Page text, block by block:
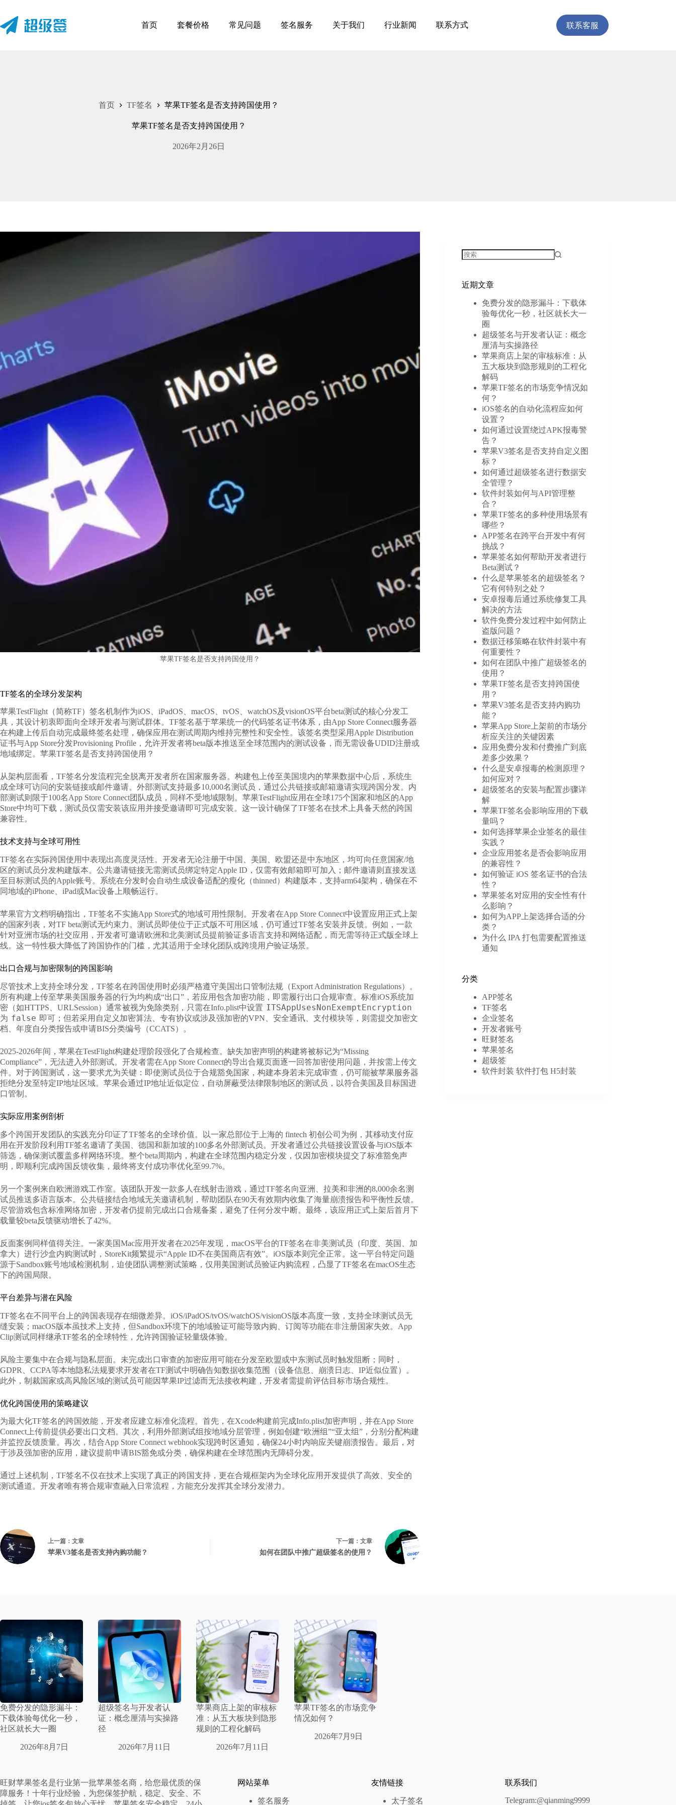
内
容
首页 套餐价格 常见问题 签名服务 关于我们 行业新闻 联系方式 联系客服
首页 TF签名 苹果TF签名是否支持跨国使用？
苹果TF签名是否支持跨国使用？
2026年2月26日
苹果TF签名是否支持跨国使用？
TF签名的全球分发架构
苹果TestFlight（简称TF）签名机制作为iOS、iPadOS、macOS、tvOS、watchOS及visionOS平台beta测试的核心分发工
具，其设计初衷即面向全球开发者与测试群体。TF签名基于苹果统一的代码签名证书体系，由App Store Connect服务器
在构建上传后自动完成最终签名处理，确保应用在测试周期内维持完整性和安全性。该签名类型采用Apple Distribution
证书与App Store分发Provisioning Profile，允许开发者将beta版本推送至全球范围内的测试设备，而无需设备UDID注册或
地域绑定。 苹果TF签名是否支持跨国使用？
从架构层面看，TF签名分发流程完全脱离开发者所在国家服务器。构建包上传至美国境内的苹果数据中心后，系统生
成全球可访问的安装链接或邮件邀请。外部测试支持最多10,000名测试员，通过公共链接或邮箱邀请实现跨国分发。内
部测试则限于100名App Store Connect团队成员，同样不受地域限制。苹果TestFlight应用在全球175个国家和地区的App
Store中均可下载，测试员仅需安装该应用并接受邀请即可完成安装。这一设计确保了TF签名在技术上具备天然的跨国
兼容性。
技术支持与全球可用性
TF签名在实际跨国使用中表现出高度灵活性。开发者无论注册于中国、美国、欧盟还是中东地区，均可向任意国家/地
区的测试员分发构建版本。公共邀请链接无需测试员绑定特定Apple ID，仅需有效邮箱即可加入；邮件邀请则直接发送
至目标测试员的Apple账号。系统在分发时会自动生成设备适配的瘦化（thinned）构建版本，支持arm64架构，确保在不
同地域的iPhone、iPad或Mac设备上顺畅运行。
苹果官方文档明确指出，TF签名不实施App Store式的地域可用性限制。开发者在App Store Connect中设置应用正式上架
的国家列表，对TF beta测试无约束力。测试员即使位于正式版不可用区域，仍可通过TF签名安装并反馈。例如，一款
针对亚洲市场的社交应用，开发者可邀请欧洲和北美测试员提前验证多语言支持和网络适配，而无需等待正式版全球上
线。这一特性极大降低了跨国协作的门槛，尤其适用于全球化团队或跨境用户验证场景。
出口合规与加密限制的跨国影响
尽管技术上支持全球分发，TF签名在跨国使用时必须严格遵守美国出口管制法规（Export Administration Regulations）。
所有构建上传至苹果美国服务器的行为均构成“出口”，若应用包含加密功能，即需履行出口合规审查。标准iOS系统加
密（如HTTPS、URLSession）通常被视为免除类别，只需在Info.plist中设置 ITSAppUsesNonExemptEncryption
为 false 即可；但若采用自定义加密算法、专有协议或涉及强加密的VPN、安全通讯、支付模块等，则需提交加密文
档、年度自分类报告或申请BIS分类编号（CCATS）。
2025-2026年间，苹果在TestFlight构建处理阶段强化了合规检查。缺失加密声明的构建将被标记为“Missing
Compliance”，无法进入外部测试。开发者需在App Store Connect的导出合规页面逐一回答加密使用问题，并按需上传文
件。对于跨国测试，这一要求尤为关键：即使测试员位于合规豁免国家，构建本身若未完成审查，仍可能被苹果服务器
拒绝分发至特定IP地址区域。苹果会通过IP地址近似定位，自动屏蔽受法律限制地区的测试员，以符合美国及目标国进
口管制。
实际应用案例剖析
多个跨国开发团队的实践充分印证了TF签名的全球价值。以一家总部位于上海的 fintech 初创公司为例，其移动支付应
用在开发阶段利用TF签名邀请了美国、德国和新加坡的100多名外部测试员。开发者通过公共链接设置设备与iOS版本
筛选，确保测试覆盖多样网络环境。整个beta周期内，构建在全球范围内稳定分发，仅因加密模块提交了标准豁免声
明，即顺利完成跨国反馈收集，最终将支付成功率优化至99.7%。
另一个案例来自欧洲游戏工作室。该团队开发一款多人在线射击游戏，通过TF签名向亚洲、拉美和非洲的8,000余名测
试员推送多语言版本。公共链接结合地域无关邀请机制，帮助团队在90天有效期内收集了海量崩溃报告和平衡性反馈。
尽管游戏包含标准网络加密，开发者仍提前完成出口合规备案，避免了任何分发中断。最终，该应用正式上架后首月下
载量较beta反馈驱动增长了42%。
反面案例同样值得关注。一家美国Mac应用开发者在2025年发现，macOS平台的TF签名在非美测试员（印度、英国、加
拿大）进行沙盒内购测试时，StoreKit频繁提示“Apple ID不在美国商店有效”。iOS版本则完全正常。这一平台特定问题
源于Sandbox账号地域检测机制，迫使团队调整测试策略，仅用美国测试员验证内购流程，凸显了TF签名在macOS生态
下的跨国局限。
平台差异与潜在风险
TF签名在不同平台上的跨国表现存在细微差异。iOS/iPadOS/tvOS/watchOS/visionOS版本高度一致，支持全球测试员无
缝安装；macOS版本虽技术上支持，但Sandbox环境下的地域验证可能导致内购、订阅等功能在非注册国家失效。App
Clip测试同样继承TF签名的全球特性，允许跨国验证轻量级体验。
风险主要集中在合规与隐私层面。未完成出口审查的加密应用可能在分发至欧盟或中东测试员时触发阻断；同时，
GDPR、CCPA等本地隐私法规要求开发者在TF测试中明确告知数据收集范围（设备信息、崩溃日志、IP近似位置）。
此外，制裁国家或高风险区域的测试员可能因苹果IP过滤而无法接收构建，开发者需提前评估目标市场合规性。
优化跨国使用的策略建议
为最大化TF签名的跨国效能，开发者应建立标准化流程。首先，在Xcode构建前完成Info.plist加密声明，并在App Store
Connect上传前提供必要出口文档。其次，利用外部测试组按地域分层管理，例如创建“欧洲组”“亚太组”，分别分配构建
并监控反馈质量。再次，结合App Store Connect webhook实现跨时区通知，确保24小时内响应关键崩溃报告。最后，对
于涉及强加密的应用，建议提前申请BIS豁免或分类，确保构建在全球范围内无障碍分发。
通过上述机制，TF签名不仅在技术上实现了真正的跨国支持，更在合规框架内为全球化应用开发提供了高效、安全的
测试通道。开发者唯有将合规审查融入日常流程，方能充分发挥其全球分发潜力。
上一篇： 文章
苹果V3签名是否支持内购功能？
下一篇： 文章
如何在团队中推广超级签名的使用？
果
近期文章
免费分发的隐形漏斗：下载体
验每优化一秒，社区就长大一
圈
超级签名与开发者认证：概念
厘清与实操路径
苹果商店上架的审核标准：从
五大板块到隐形规则的工程化
解码
苹果TF签名的市场竞争情况如
何？
iOS签名的自动化流程应如何
设置？
如何通过设置绕过APK报毒警
告？
苹果V3签名是否支持自定义图
标？
如何通过超级签名进行数据安
全管理？
软件封装如何与API管理整
合？
苹果TF签名的多种使用场景有
哪些？
APP签名在跨平台开发中有何
挑战？
苹果签名如何帮助开发者进行
Beta测试？
什么是苹果签名的超级签名？
它有何特别之处？
安卓报毒后通过系统修复工具
解决的方法
软件免费分发过程中如何防止
盗版问题？
数据迁移策略在软件封装中有
何重要性？
如何在团队中推广超级签名的
使用？
苹果TF签名是否支持跨国使
用？
苹果V3签名是否支持内购功
能？
苹果App Store上架前的市场分
析应关注的关键因素
应用免费分发和付费推广到底
差多少效果？
什么是安卓报毒的检测原理？
如何应对？
超级签名的安装与配置步骤详
解
苹果TF签名会影响应用的下载
量吗？
如何选择苹果企业签名的最佳
实践？
企业应用签名是否会影响应用
的兼容性？
如何验证 iOS 签名证书的合法
性？
苹果签名对应用的安全性有什
么影响？
如何为APP上架选择合适的分
类？
为什么 IPA 打包需要配置推送
通知
分类
APP签名
TF签名
企业签名
开发者账号
旺财签名
苹果签名
超级签
软件封装 软件打包 H5封装
免费分发的隐形漏斗：
下载体验每优化一秒，
社区就长大一圈
2026年8月7日
超级签名与开发者认
证：概念厘清与实操路
径
2026年7月11日
苹果商店上架的审核标
准：从五大板块到隐形
规则的工程化解码
2026年7月11日
苹果TF签名的市场竞争
情况如何？
2026年7月9日
旺财苹果签名是行业第一批苹果签名商，给您最优质的保
障服务！十年行业经验，为您保签护航，稳定、安全、不
网站菜单
签名服务
友情链接
太子签名
联系我们
Telegram:@qianming9999